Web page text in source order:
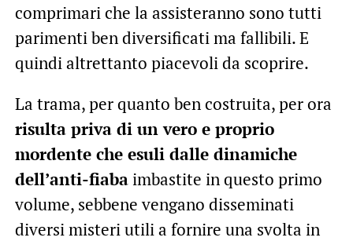
comprimari che la assisteranno sono tutti
parimenti ben diversificati ma fallibili. E
quindi altrettanto piacevoli da scoprire.
La trama, per quanto ben costruita, per ora
risulta priva di un vero e proprio
mordente che esuli dalle dinamiche
dell’anti-fiabaimbastite in questo primo
volume, sebbene vengano disseminati
diversi misteri utili a fornire una svolta in